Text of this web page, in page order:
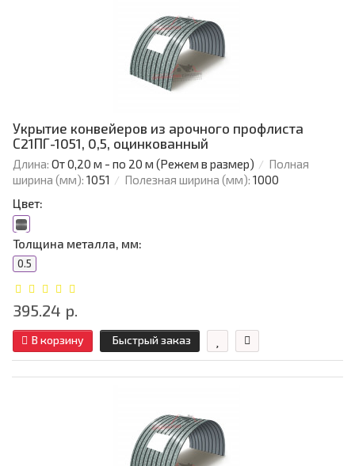
Укрытие конвейеров из арочного профлиста
С21ПГ-1051, 0,5, оцинкованный
Длина: От 0,20 м - по 20 м (Режем в размер)
Полная
ширина (мм): 1051 Полезная ширина (мм): 1000
Цвет:
Толщина металла, мм:
0.5
395.24 р.
В корзину Быстрый заказ